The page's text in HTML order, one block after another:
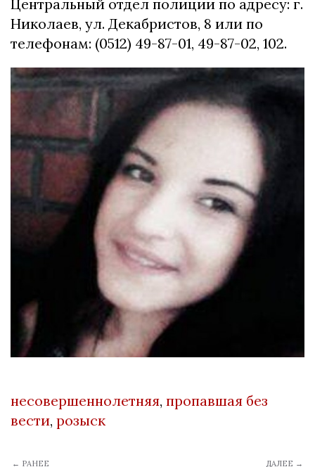
Центральный отдел полиции по адресу: г.
Николаев, ул. Декабристов, 8 или по
телефонам: (0512) 49-87-01, 49-87-02, 102.
несовершеннолетняя, пропавшая без
вести, розыск
← РАНЕЕ ДАЛЕЕ →